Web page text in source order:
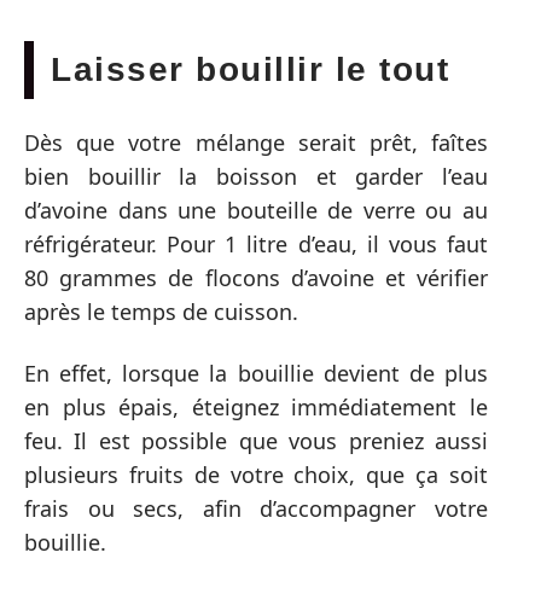
Laisser bouillir le tout
Dès que votre mélange serait prêt, faîtes
bien bouillir la boisson et garder l’eau
d’avoine dans une bouteille de verre ou au
réfrigérateur. Pour 1 litre d’eau, il vous faut
80 grammes de flocons d’avoine et vérifier
après le temps de cuisson.
En effet, lorsque la bouillie devient de plus
en plus épais, éteignez immédiatement le
feu. Il est possible que vous preniez aussi
plusieurs fruits de votre choix, que ça soit
frais ou secs, afin d’accompagner votre
bouillie.